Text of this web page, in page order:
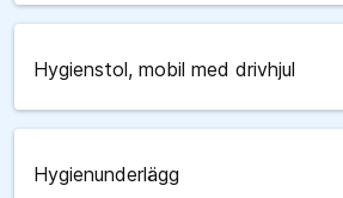
Hygienstol, mobil med drivhjul
Hygienunderlägg